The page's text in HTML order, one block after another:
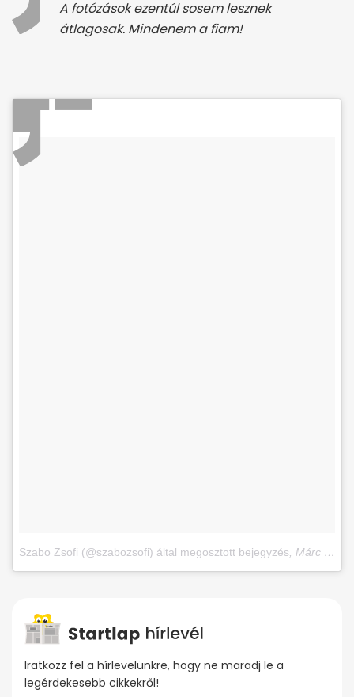
A fotózások ezentúl sosem lesznek
átlagosak. Mindenem a fiam!
Szabo Zsofi (@szabozsofi) által megosztott bejegyzés Márc 7., 2018, időpont: 9:25 (PST időzóna szerint)
Iratkozz fel a hírlevelünkre, hogy ne maradj le a
legérdekesebb cikkekről!